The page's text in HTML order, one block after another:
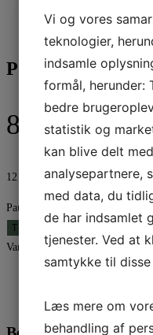
Paulinia træ |
89,95kr.
12 på lager
Paulinia træ | 25cm antal
TILFØJ TIL KURV
Varenummer (SKU): A00028271
Vi og vores
teknologier,
indsamle
formål, herunder:
bedre
statistik og
kan blive delt
analysepartnere,
med data, du
de har indsamlet
tjenester. Ved at
samtykke til
Læs mere om
behandling af